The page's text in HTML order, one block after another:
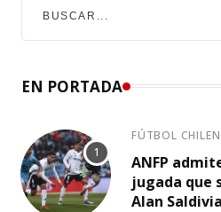
EN PORTADA
FÚTBOL
ANFP
jugada que
Alan